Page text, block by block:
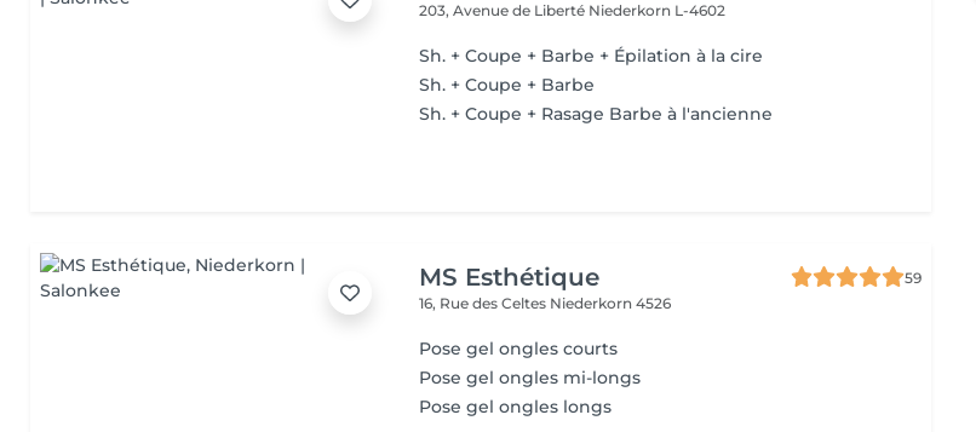
203, Avenue de Liberté Niederkorn L-4602
Sh. + Coupe + Barbe + Épilation à la cire
Sh. + Coupe + Barbe
Sh. + Coupe + Rasage Barbe à l'ancienne
MS Esthétique
59
16, Rue des Celtes Niederkorn 4526
Pose gel ongles courts
Pose gel ongles mi-longs
Pose gel ongles longs